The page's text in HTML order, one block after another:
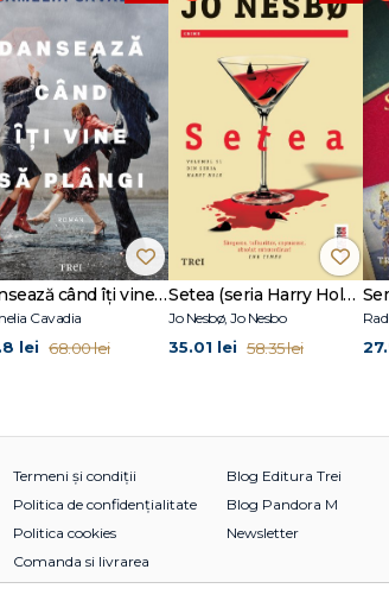
Dansează când îți vine să plângi
Cavadia
lei 68.00 lei
Setea (seria Harry Hole, vol. 11)
Jo Nesbø, Jo Nesbo
35.01 lei 58.35 lei
Termeni și condiții
Politica de confidențialitate
Politica cookies
Comanda si livrarea
Blog Editura Trei
Blog Pandora M
Newsletter